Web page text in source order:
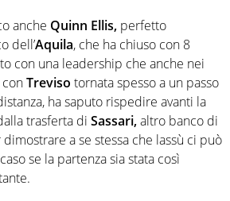
anche Quinn Ellis, perfetto
dell’Aquila, che ha chiuso con 8
con una leadership che anche nei
Treviso tornata spesso a un passo
ha saputo rispedire avanti la
trasferta di Sassari,altro banco di
a se stessa che lassù ci può
se la partenza sia stata così